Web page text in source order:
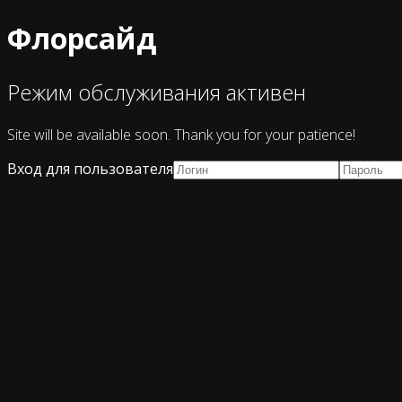
Флорсайд
Режим обслуживания активен
Site will be available soon. Thank you for your patience!
Вход для пользователя